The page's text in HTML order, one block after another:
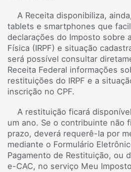
A Receita disponibiliza,
tablets e smartphones que
declarações do Imposto sobre
Física (IRPF) e situação
será possível consultar
Receita Federal informações
restituições do IRPF e a
inscrição no CPF.
A restituição ficará
um ano. Se o contribuinte não
prazo, deverá requerê-la por
mediante o Formulário
Pagamento de Restituição, ou
e-CAC, no serviço Meu